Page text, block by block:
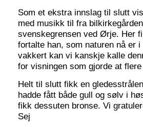
Som et ekstra innslag til slutt
med musikk til fra
svenskegrensen ved Ørje. Her
fortalte han, som naturen nå er
vakkert kan vi kanskje kalle
for visningen som gjorde at
Helt til slutt fikk en
hadde fått både gull og sølv i
fikk dessuten bronse. Vi
Sej